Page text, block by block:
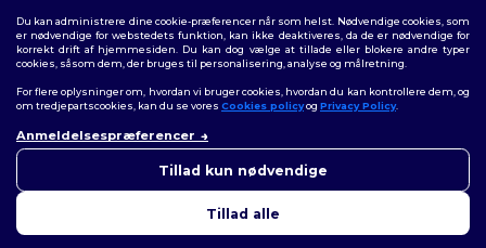
Du kan administrere dine cookie-præferencer når som helst. Nødvendige cookies, som
er nødvendige for webstedets funktion, kan ikke deaktiveres, da de er nødvendige for
korrekt drift af hjemmesiden. Du kan dog vælge at tillade eller blokere andre typer
cookies, såsom dem, der bruges til personalisering, analyse og målretning.
For flere oplysninger om, hvordan vi bruger cookies, hvordan du kan kontrollere dem, og
om tredjepartscookies, kan du se vores Cookies policyog Privacy Policy.
Anmeldelsespræferencer
Tillad kun nødvendige
Tillad alle
bekymringer, kan du kontakte
er her for at hjælpe.